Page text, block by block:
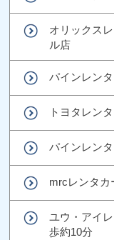
オリックス
ル店
パインレン
トヨタレン
パインレン
mrcレンタカ
ユウ・アイ
歩約10分